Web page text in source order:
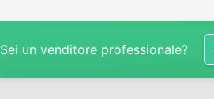
Sei un venditore professionale?